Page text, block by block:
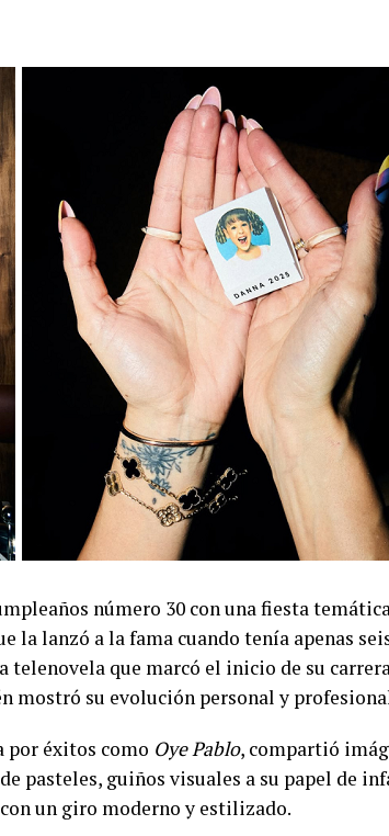
número 30 con una fiesta
lanzó a la fama cuando tenía apenas
telenovela que marcó el inicio de su
mostró su evolución personal y
por éxitos como Oye Pablo, compartió
pasteles, guiños visuales a su papel de
un giro moderno y estilizado.